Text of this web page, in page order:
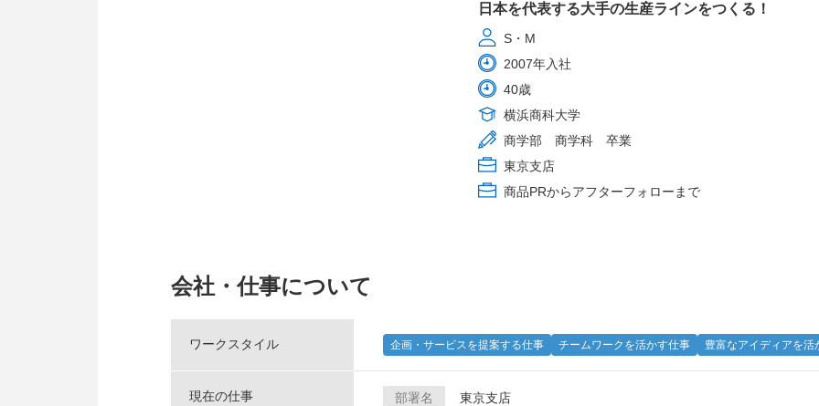
日本を代表する大手の生産ラインをつくる！
S・M
2007年入社
40歳
横浜商科大学
商学部 商学科 卒業
東京支店
商品PRからアフターフォローまで
会社・仕事について
ワークスタイル 企画・サービスを提案する仕事 チームワークを活かす仕事 豊富なアイディアを活
現在の仕事 部署名 東京支店